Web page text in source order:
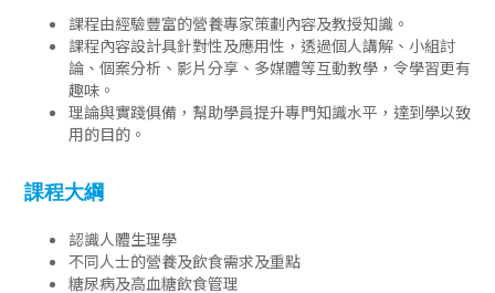
課程由經驗豐富的營養專家策劃內容及教授知識。
課程內容設計具針對性及應用性，透過個人講解、小組討
論、個案分析、影片分享、多媒體等互動教學，令學習更有
趣味。
理論與實踐俱備，幫助學員提升專門知識水平，達到學以致
用的目的。
課程大綱
認識人體生理學
不同人士的營養及飲食需求及重點
糖尿病及高血糖飲食管理